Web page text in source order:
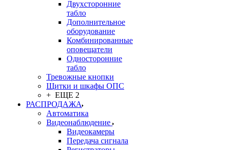
Двухсторонние
табло
Дополнительное
оборудование
Комбинированные
оповещатели
Односторонние
табло
Тревожные кнопки
Щитки и шкафы ОПС
+ ЕЩЕ 2
РАСПРОДАЖА
Автоматика
Видеонаблюдение
Видеокамеры
Передача сигнала